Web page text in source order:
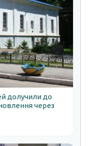
долучили до
через